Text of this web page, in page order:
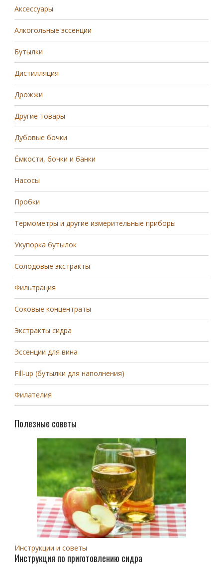
Аксессуары
Алкогольные эссенции
Бутылки
Дистилляция
Дрожжи
Другие товары
Дубовые бочки
Ёмкости, бочки и банки
Насосы
Пробки
Термометры и другие измерительные приборы
Укупорка бутылок
Солодовые экстракты
Фильтрация
Соковые концентраты
Экстракты сидра
Эссенции для вина
Fill-up (бутылки для наполнения)
Филателия
Полезные советы
Инструкции и советы
Инструкция по приготовлению сидра